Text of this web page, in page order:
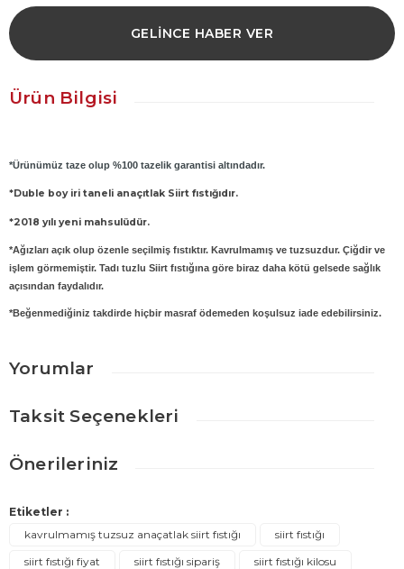
GELİNCE HABER VER
Ürün Bilgisi
*Ürünümüz taze olup %100 tazelik garantisi altındadır.
*Duble boy iri taneli anaçıtlak Siirt fıstığıdır.
*2018 yılı yeni mahsulüdür.
*Ağızları açık olup özenle seçilmiş fıstıktır. Kavrulmamış ve tuzsuzdur. Çiğdir ve
işlem görmemiştir. Tadı tuzlu Siirt fıstığına göre biraz daha kötü gelsede sağlık
açısından faydalıdır.
*Beğenmediğiniz takdirde hiçbir masraf ödemeden koşulsuz iade edebilirsiniz.
Yorumlar
Bu ürüne ilk yorumu siz yapın!
Taksit Seçenekleri
Önerileriniz
konularda yetersiz gördüğünüz noktaları öneri formunu kullanarak
tarafımıza iletebilirsiniz.
Görüş ve önerileriniz için teşekkür ederiz.
Etiketler :
kavrulmamış tuzsuz anaçatlak siirt fıstığı
siirt fıstığı
siirt fıstığı fiyat
siirt fıstığı sipariş
siirt fıstığı kilosu